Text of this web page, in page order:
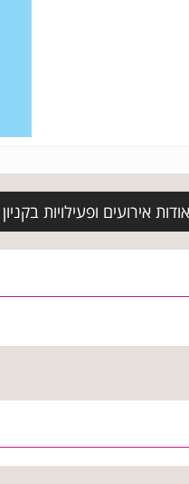
אירועים ופעילויות